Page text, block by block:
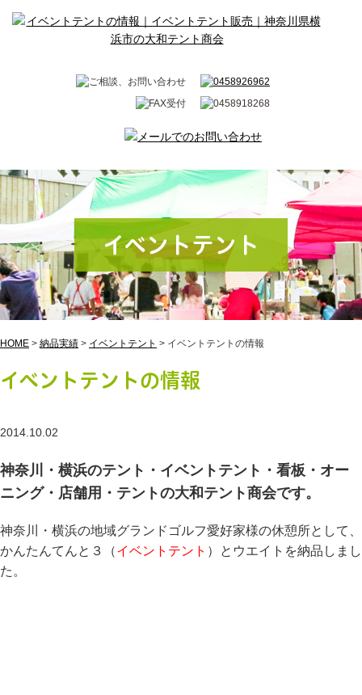
イベントテント
HOME > 納品実績 > イベントテント > イベントテントの情報
イベントテントの情報
2014.10.02
神奈川・横浜のテント・イベントテント・看板・オー
ニング・店舗用・テントの大和テント商会です。
神奈川・横浜の地域グランドゴルフ愛好家様の休憩所として、
かんたんてんと３（イベントテント ）とウエイトを納品しまし
た。